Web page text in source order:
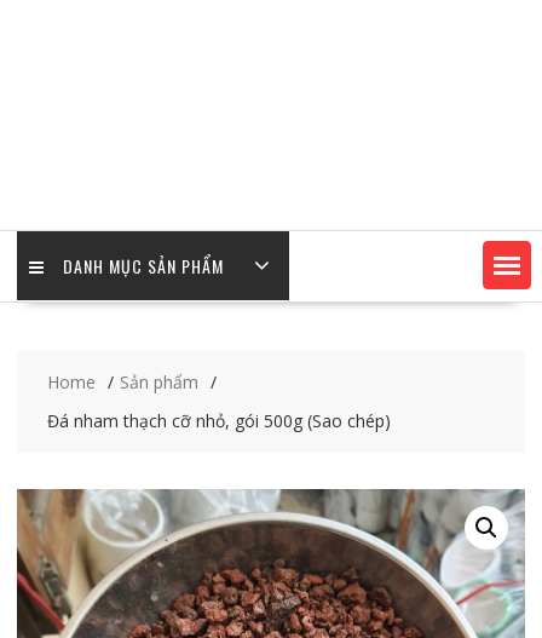
DANH MỤC SẢN PHẨM
Home
Sản phẩm
Đá nham thạch cỡ nhỏ, gói 500g (Sao chép)